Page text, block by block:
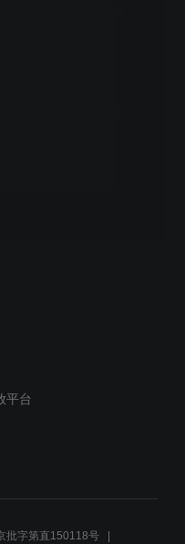
平台
批字第直150118号